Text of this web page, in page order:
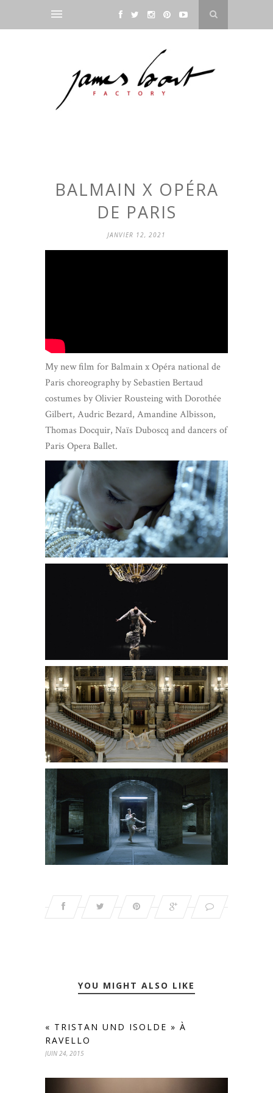
BALMAIN X OPÉRA
DE PARIS
JANVIER 12, 2021
My new film for Balmain x Opéra national de
Paris choreography by Sebastien Bertaud
costumes by Olivier Rousteing with Dorothée
Gilbert, Audric Bezard, Amandine Albisson,
Thomas Docquir, Naïs Duboscq and dancers of
Paris Opera Ballet.
YOU MIGHT ALSO LIKE
« TRISTAN UND ISOLDE » À
RAVELLO
JUIN 24, 2015